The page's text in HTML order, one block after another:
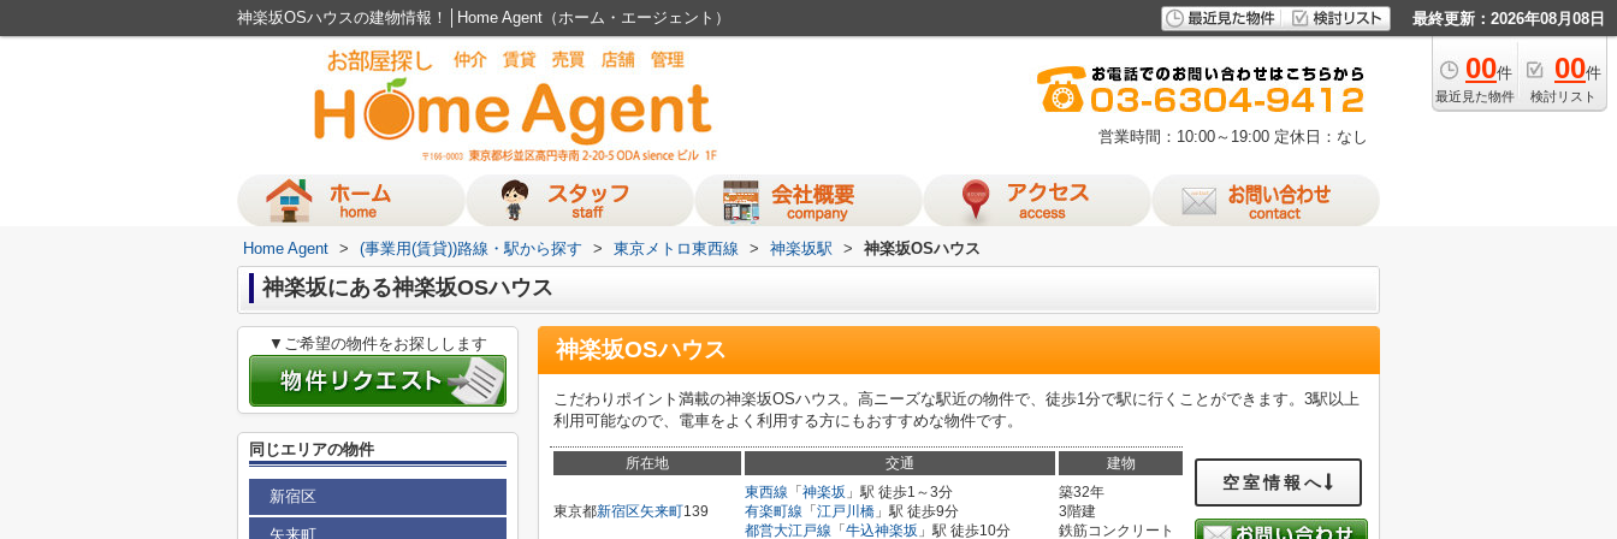
神楽坂OSハウスの建物情報！│Home Agent（ホーム・エージェント） 最終更新：2026年08月08日
00件
最近見た物件
00件
検討リスト
営業時間：10:00～19:00 定休日：なし
Home Agent > (事業用(賃貸))路線・駅から探す > 東京メトロ東西線 > 神楽坂駅 > 神楽坂OSハウス
神楽坂にある神楽坂OSハウス
神楽坂OSハウス
こだわりポイント満載の神楽坂OSハウス。高ニーズな駅近の物件で、徒歩1分で駅に行くことができます。3駅以上
利用可能なので、電車をよく利用する方にもおすすめな物件です。
所在地 交通 建物
東京都新宿区矢来町139
東西線 「 神楽坂 」駅 徒歩1～3分
有楽町線 「 江戸川橋 」駅 徒歩9分
都営大江戸線 「 牛込神楽坂 」駅 徒歩10分
築32年
3階建
鉄筋コンクリート
空室情報へ
▼ご希望の物件をお探しします
同じエリアの物件
新宿区
矢来町